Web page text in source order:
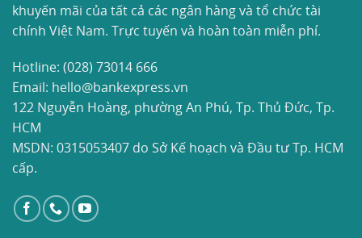
khuyến mãi của tất cả các ngân hàng và tổ chức tài
chính Việt Nam. Trực tuyến và hoàn toàn miễn phí.
Hotline: (028) 73014 666
Email: hello@bankexpress.vn
122 Nguyễn Hoàng, phường An Phú, Tp. Thủ Đức, Tp.
HCM
MSDN: 0315053407 do Sở Kế hoạch và Đầu tư Tp. HCM
cấp.